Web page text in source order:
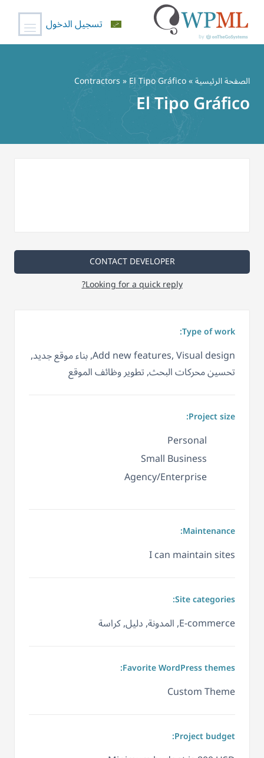
تسجيل الدخول
الصفحة الرئيسية»
Contractors» El Tipo Gráfico
El Tipo Gráfico
CONTACT DEVELOPER
Looking for a quick reply?
Type of work:
Add new features, Visual design, بناء موقع جديد,
تحسين محركات البحث, تطوير وظائف الموقع
Project size:
Personal
Small Business
Agency/Enterprise
Maintenance:
I can maintain sites
Site categories:
E-commerce, المدونة, دليل, كراسة
Favorite WordPress themes:
Custom Theme
Project budget: